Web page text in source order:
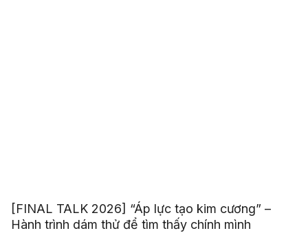
[FINAL TALK 2026] “Áp lực tạo kim cương” –
Hành trình dám thử để tìm thấy chính mình